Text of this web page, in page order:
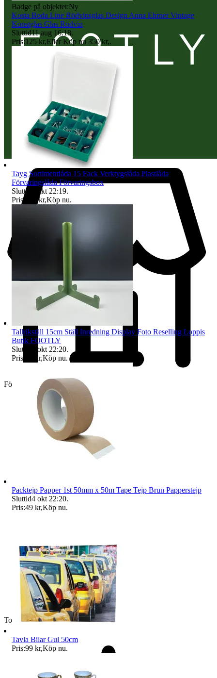
Företag
Toppsäljare
Badge på objektet:Ny
Kosta Boda Line Rödvinsglas Design Anna Ehrner Vintage
Konstglas Glas Rödvin
Sluttid11 aug 16:18.
Pris:125 kr,Eller Köp nu 350 kr,.
Tayg Sortimentlåda 15 Fack Verktygslåda Plastlåda
Förvaringslåda Förvaringsbox
Sluttid
4 okt 22:19.
Pris:
149 kr,Köp nu.
Tallrikställ 15cm Ställ Inredning Display Foto Reselling Loppis
Butik FOOTLY
Sluttid
4 okt 22:20.
Pris:
49 kr,Köp nu.
Packtejp Papper 1st 50mm x 50m Tape Tejp Brun Papperstejp
Sluttid4 okt 22:20.
Pris:49 kr,Köp nu.
Tavla Bilar Gul 50cm
Pris:99 kr,Köp nu.